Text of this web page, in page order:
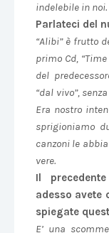
indelebile in noi.
Parlateci del
“Alibi” è frutto
primo Cd,
del
“dal vivo”,
Era nostro
sprigioniamo
canzoni le
vere.
Il
adesso avete
spiegate
E’ una